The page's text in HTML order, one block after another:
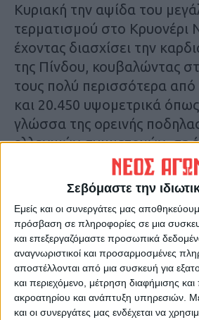
Σεβόμαστε την
Εμείς και οι συνεργάτες μας
πρόσβαση σε πληροφορίες σε μια
και επεξεργαζόμαστε προσωπικά
αναγνωριστικοί και προσαρμοσμένες
αποστέλλονται από μια συσκευή για
και περιεχόμενο, μέτρηση διαφήμισης
ακροατηρίου και ανάπτυξη υπηρεσιών.
και οι συνεργάτες μας ενδέχεται να
Κυριακή την αψίδα του
τερματισμού στο Κρυονέρι
έχοντας διασχίσει την
της Πίνδου, κουβαλώντας
τους πολύ περισσότερα από
και 20.450 υψομετρικά
γλώσσα της ορεινής
ελληνικών συμμετοχών, σε
πιο απαιτητικούς,
ορεινής ποδηλασίας στην
και ξένοι ποδηλάτες από
περισσότερο ή …λιγότερο
από τη Βουλγαρία, τη
Αυστρία, την Ισπανία, την
Ισραήλ μέχρι τη Νότια
Κολομβία.